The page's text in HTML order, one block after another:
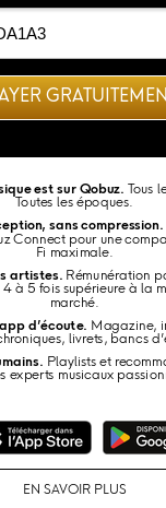
EN SAVOIR PLUS
est sur Qobuz. Tous
Toutes les époques.
sans compression.
Connect pour une
Fi maximale.
artistes. Rémunération
à 5 fois supérieure à la
marché.
d’écoute. Magazine,
livrets, bancs
Playlists et
experts musicaux